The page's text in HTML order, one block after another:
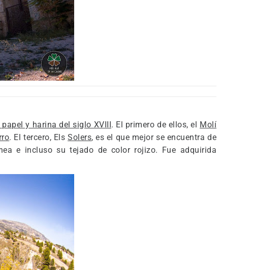
y harina del siglo XVIII . El primero de ellos, el
Molí
. El tercero, ElsSolers, es el que mejor se encuentra de
e incluso su tejado de color rojizo. Fue adquirida